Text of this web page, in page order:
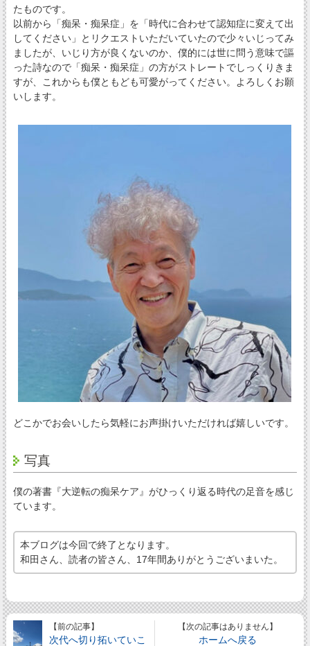
たものです。
以前から「痴呆・痴呆症」を「時代に合わせて認知症に変えて出
してください」とリクエストいただいていたので少々いじってみ
ましたが、いじり方が良くないのか、僕的には世に問う意味で謳
った詩なので「痴呆・痴呆症」の方がストレートでしっくりきま
すが、これからも僕ともども可愛がってください。よろしくお願
いします。
どこかでお会いしたら気軽にお声掛けいただければ嬉しいです。
写真
僕の著書『大逆転の痴呆ケア』がひっくり返る時代の足音を感じ
ています。
本ブログは今回で終了となります。
和田さん、読者の皆さん、17年間ありがとうございまいた。
【前の記事】
次代へ切り拓いていこ
【次の記事はありません】
ホームへ戻る